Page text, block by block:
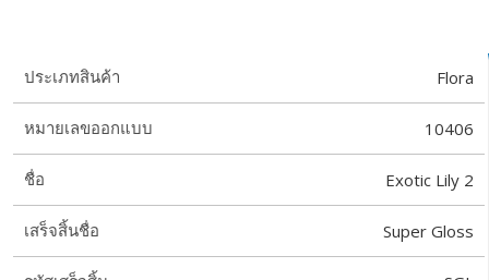
ประเภทสินค้า Flora
หมายเลขออกแบบ 10406
ชื่อ Exotic Lily 2
เสร็จสิ้นชื่อ Super Gloss